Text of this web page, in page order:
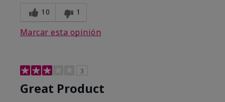
10 1
Marcar esta opinión
3
Great Product